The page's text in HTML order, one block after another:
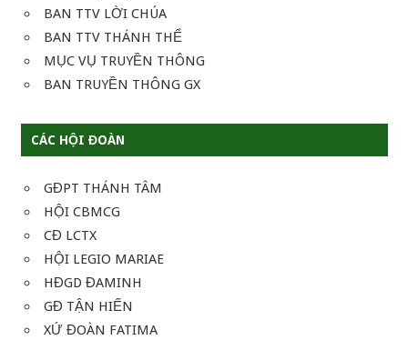
BAN TTV LỜI CHÚA
BAN TTV THÁNH THỂ
MỤC VỤ TRUYỀN THÔNG
BAN TRUYỀN THÔNG GX
CÁC HỘI ĐOÀN
GĐPT THÁNH TÂM
HỘI CBMCG
CĐ LCTX
HỘI LEGIO MARIAE
HĐGD ĐAMINH
GĐ TẬN HIẾN
XỨ ĐOÀN FATIMA